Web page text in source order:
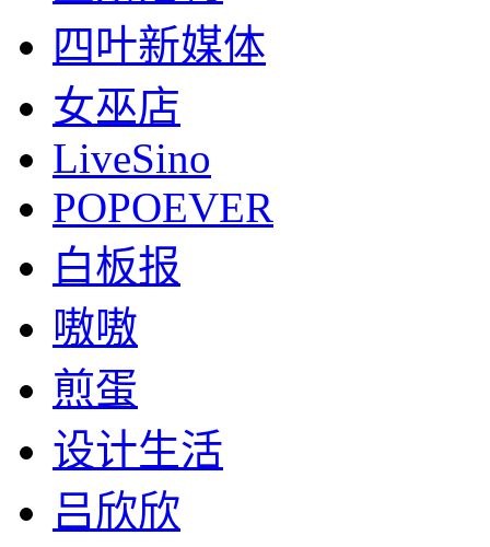
四叶新媒体
女巫店
LiveSino
POPOEVER
白板报
嗷嗷
煎蛋
设计生活
吕欣欣